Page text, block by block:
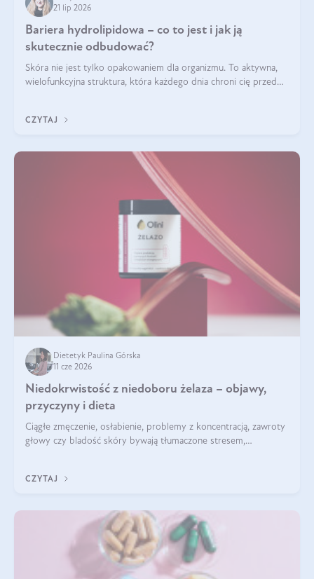
21 lip 2026
Bariera hydrolipidowa – co to jest i jak ją
skutecznie odbudować?
Skóra nie jest tylko opakowaniem dla organizmu. To aktywna,
wielofunkcyjna struktura, która każdego dnia chroni cię przed
bariera hydrolipidowa.
CZYTAJ
Dietetyk Paulina Górska
11 cze 2026
Niedokrwistość z niedoboru żelaza – objawy,
przyczyny i dieta
Ciągłe zmęczenie, osłabienie, problemy z koncentracją, zawroty
głowy czy bladość skóry bywają tłumaczone stresem,
CZYTAJ